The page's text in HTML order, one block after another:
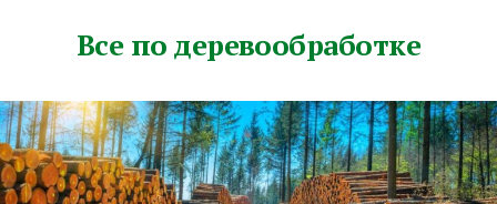
Все по деревообработке